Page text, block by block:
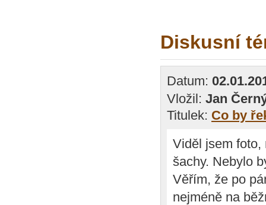
Diskusní
Datum:
Vložil: Jan
Titulek: Co by
Viděl jsem foto,
šachy. Nebylo
Věřím, že po
nejméně na